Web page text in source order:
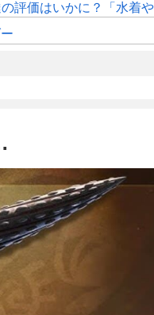
はいかに？「水着や浴